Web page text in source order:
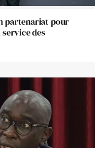
partenariat pour
des